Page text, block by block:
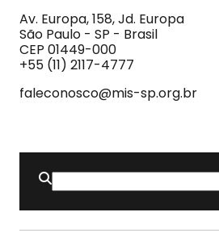
Imagem
e
do
Som
Av. Europa, 158, Jd. Europa
São Paulo - SP - Brasil
CEP 01449-000
+55 (11) 2117-4777
faleconosco@mis-sp.org.br
Buscar
por: